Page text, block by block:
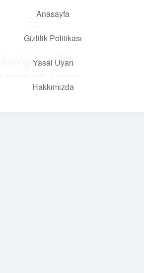
Anasayfa
Gizlilik Politikası
Yasal Uyarı
Hakkımızda
Teknoloji ve Aşk